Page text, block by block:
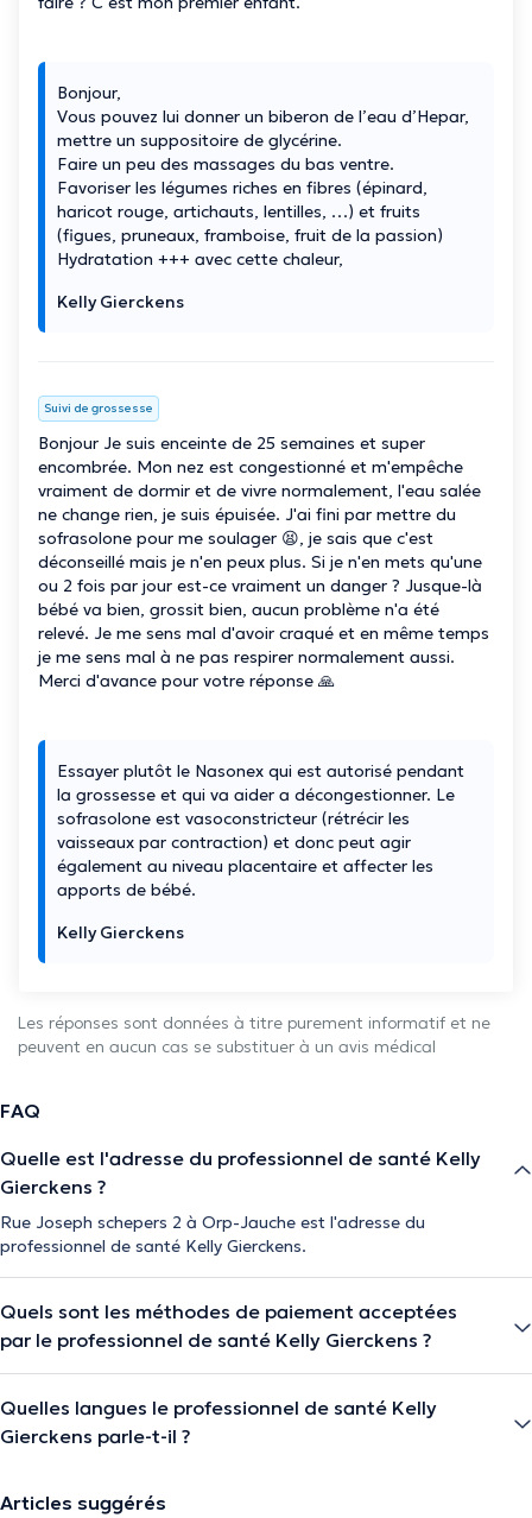
Bonjour,
Vous pouvez lui donner un biberon de l’eau d’Hepar,
mettre un suppositoire de glycérine.
Faire un peu des massages du bas ventre.
Favoriser les légumes riches en fibres (épinard,
haricot rouge, artichauts, lentilles, …) et fruits
(figues, pruneaux, framboise, fruit de la passion)
Hydratation +++ avec cette chaleur,
Kelly Gierckens
Suivi de grossesse
Bonjour Je suis enceinte de 25 semaines et super
encombrée. Mon nez est congestionné et m'empêche
vraiment de dormir et de vivre normalement, l'eau salée
ne change rien, je suis épuisée. J'ai fini par mettre du
sofrasolone pour me soulager 😫, je sais que c'est
déconseillé mais je n'en peux plus. Si je n'en mets qu'une
ou 2 fois par jour est-ce vraiment un danger ? Jusque-là
bébé va bien, grossit bien, aucun problème n'a été
relevé. Je me sens mal d'avoir craqué et en même temps
je me sens mal à ne pas respirer normalement aussi.
Merci d'avance pour votre réponse 🙏
Essayer plutôt le Nasonex qui est autorisé pendant
la grossesse et qui va aider a décongestionner. Le
sofrasolone est vasoconstricteur (rétrécir les
vaisseaux par contraction) et donc peut agir
également au niveau placentaire et affecter les
apports de bébé.
Kelly Gierckens
Les réponses sont données à titre purement informatif et ne
peuvent en aucun cas se substituer à un avis médical
FAQ
Quelle est l'adresse du professionnel de santé Kelly
Gierckens ?
Rue Joseph schepers 2 à Orp-Jauche est l'adresse du
professionnel de santé Kelly Gierckens.
Quels sont les méthodes de paiement acceptées
par le professionnel de santé Kelly Gierckens ?
Quelles langues le professionnel de santé Kelly
Gierckens parle-t-il ?
Articles suggérés